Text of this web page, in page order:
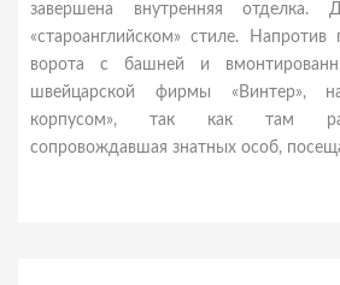
завершена внутренняя отделка.
«староанглийском» стиле.
ворота с башней и
швейцарской фирмы «Винтер»,
корпусом», так как там
сопровождавшая знатных особ,